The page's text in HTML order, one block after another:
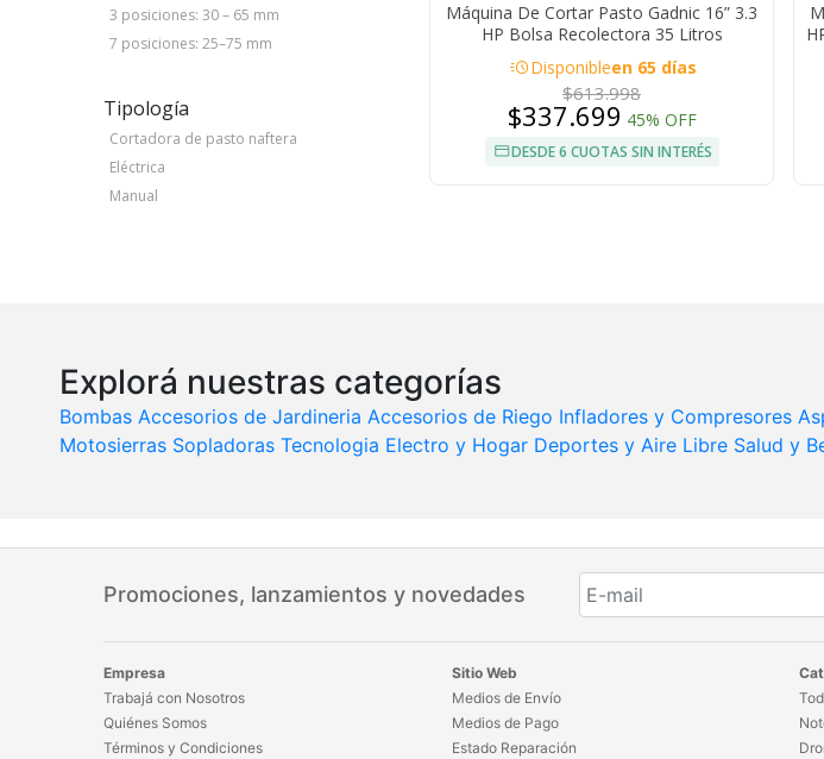
3 posiciones: 30 – 65 mm
7 posiciones: 25–75 mm
Tipología
Cortadora de pasto naftera
Eléctrica
Manual
Máquina De Cortar Pasto Gadnic 16” 3.3
HP Bolsa Recolectora 35 Litros
acuteDisponibleen 65 días
$613.998
$337.699 45% OFF
DESDE 6 CUOTAS SIN INTERÉS
Explorá nuestras categorías
Bombas Accesorios de Jardineria Accesorios de Riego Infladores y Compresores
Motosierras Sopladoras Tecnologia Electro y Hogar Deportes y Aire Libre Salud y
Promociones, lanzamientos y novedades
Empresa
Trabajá con Nosotros
Quiénes Somos
Términos y Condiciones
Sitio Web
Medios de Envío
Medios de Pago
Estado Reparación